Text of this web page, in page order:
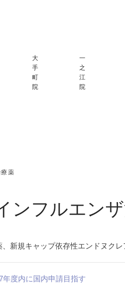
大
手
町
院
一
之
江
院
薬
ンフルエン
、新規キャップ依存性エンドヌク
年度内に国内申請目指す